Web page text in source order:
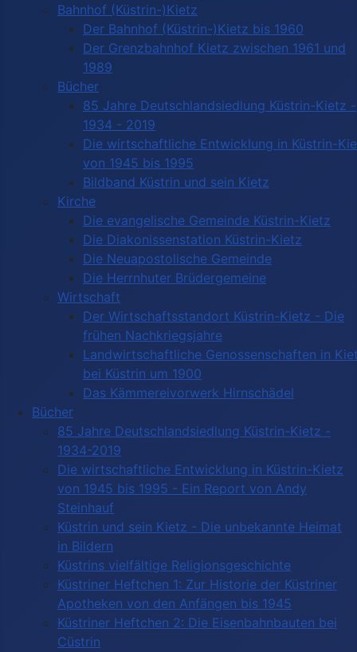
Bahnhof (Küstrin-)Kietz
Der Bahnhof (Küstrin-)Kietz bis 1960
Der Grenzbahnhof Kietz zwischen 1961 und
1989
Bücher
85 Jahre Deutschlandsiedlung Küstrin-Kietz -
1934 - 2019
Die wirtschaftliche Entwicklung in Küstrin-
von 1945 bis 1995
Bildband Küstrin und sein Kietz
Kirche
Die evangelische Gemeinde Küstrin-Kietz
Die Diakonissenstation Küstrin-Kietz
Die Neuapostolische Gemeinde
Die Herrnhuter Brüdergemeine
Wirtschaft
Der Wirtschaftsstandort Küstrin-Kietz - Die
frühen Nachkriegsjahre
Landwirtschaftliche Genossenschaften in
bei Küstrin um 1900
Das Kämmereivorwerk Hirnschädel
Bücher
85 Jahre Deutschlandsiedlung Küstrin-Kietz -
1934-2019
Die wirtschaftliche Entwicklung in Küstrin-Kietz
von 1945 bis 1995 - Ein Report von Andy
Steinhauf
Küstrin und sein Kietz - Die unbekannte Heimat
in Bildern
Küstrins vielfältige Religionsgeschichte
Küstriner Heftchen 1: Zur Historie der Küstriner
Apotheken von den Anfängen bis 1945
Küstriner Heftchen 2: Die Eisenbahnbauten bei
Cüstrin